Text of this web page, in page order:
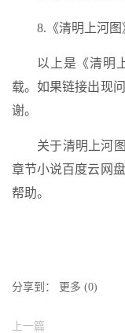
8.《清明上河
以上是《清明
载。如果链接出现
谢。
关于清明上河
章节小说百度云网
帮助。
分享到： 更多 (0)
上一篇